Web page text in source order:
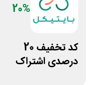
20%
کد تخفیف 20
درصدی اشتراک